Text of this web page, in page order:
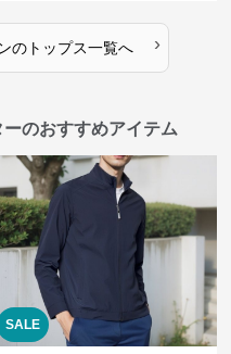
のトップス一覧へ ›
のおすすめアイテム
SALE